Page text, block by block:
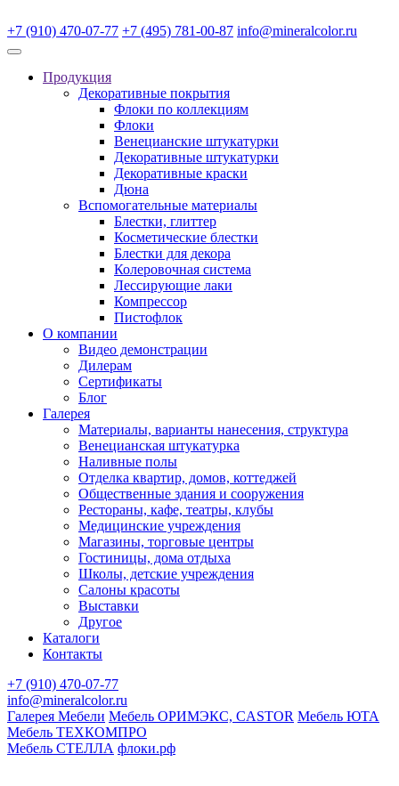
+7 (910) 470-07-77 +7 (495) 781-00-87 info@mineralcolor.ru
Продукция
Декоративные покрытия
Флоки по коллекциям
Флоки
Венецианские штукатурки
Декоративные штукатурки
Декоративные краски
Дюна
Вспомогательные материалы
Блестки, глиттер
Косметические блестки
Блестки для декора
Колеровочная система
Лессирующие лаки
Компрессор
Пистофлок
О компании
Видео демонстрации
Дилерам
Сертификаты
Блог
Галерея
Материалы, варианты нанесения, структура
Венецианская штукатурка
Наливные полы
Отделка квартир, домов, коттеджей
Общественные здания и сооружения
Рестораны, кафе, театры, клубы
Медицинские учреждения
Магазины, торговые центры
Гостиницы, дома отдыха
Школы, детские учреждения
Салоны красоты
Выставки
Другое
Каталоги
Контакты
+7 (910) 470-07-77
info@mineralcolor.ru
Галерея Мебели Мебель ОРИМЭКС, CASTOR Мебель ЮТА
Мебель ТЕХКОМПРО
Мебель СТЕЛЛА флоки.рф